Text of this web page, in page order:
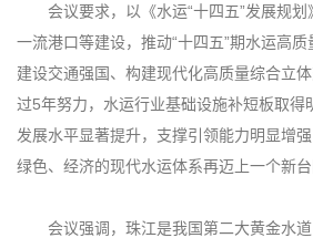
会议要求，以《水运“十四五”发展规
一流港口等建设，推动“十四五”期水运高
建设交通强国、构建现代化高质量综合立
过5年努力，水运行业基础设施补短板取得
发展水平显著提升，支撑引领能力明显增强
绿色、经济的现代水运体系再迈上一个新台
会议强调，珠江是我国第二大黄金水